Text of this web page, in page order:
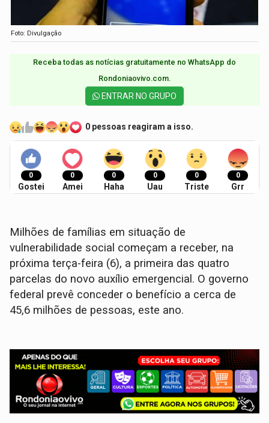
Foto: Divulgação
Receba todas as notícias gratuitamente no WhatsApp do
Rondoniaovivo.com.​
ENTRAR NO GRUPO
0 pessoas reagiram a isso.
0
Gostei
0
Amei
0
Haha
0
Uau
0
Triste
0
Grr
Milhões de famílias em situação de
vulnerabilidade social começam a receber, na
próxima terça-feira (6), a primeira das quatro
parcelas do novo auxílio emergencial. O governo
federal prevê conceder o benefício a cerca de
45,6 milhões de pessoas, este ano.